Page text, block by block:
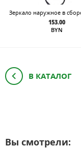
153.00
BYN
В КАТАЛОГ
Вы смотрели: